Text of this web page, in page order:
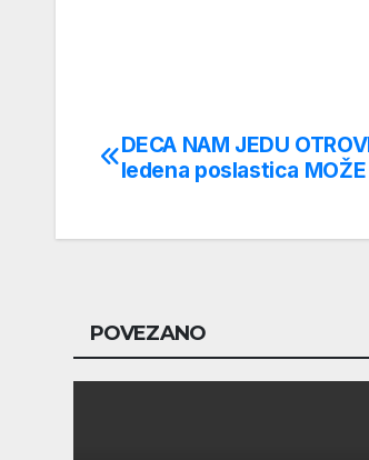
Post
DECA NAM JEDU
ledena poslastica MOŽE
POVEZANO